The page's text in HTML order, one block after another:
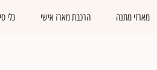
מארזי מתנה הרכבת מארז אישי כלי